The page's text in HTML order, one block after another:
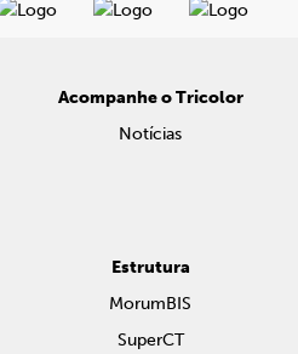
Acompanhe o Tricolor
Notícias
Estrutura
MorumBIS
SuperCT